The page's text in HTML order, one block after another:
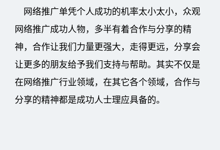
网络推广单凭个人成功的机率太小太小，众观
网络推广成功人物，多半有着合作与分享的精
神，合作让我们力量更强大，走得更远，分享会
让更多的朋友给予我们支持与帮助。其实不仅是
在网络推广行业领域，在其它各个领域，合作与
分享的精神都是成功人士理应具备的。